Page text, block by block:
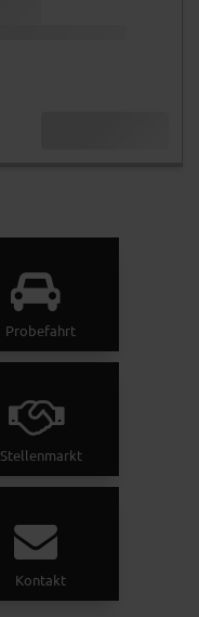
Probefahrt
Stellenmarkt
Kontakt